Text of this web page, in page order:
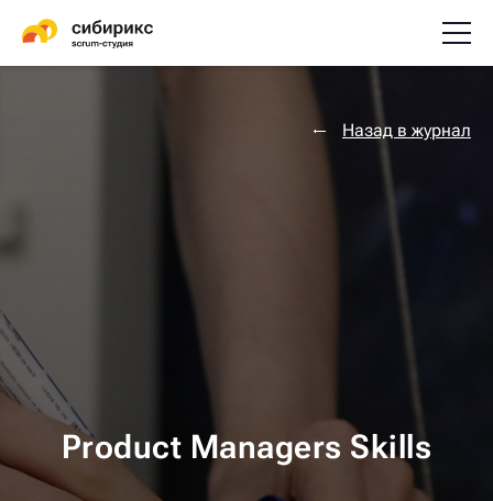
Назад в журнал
Product Managers Skills